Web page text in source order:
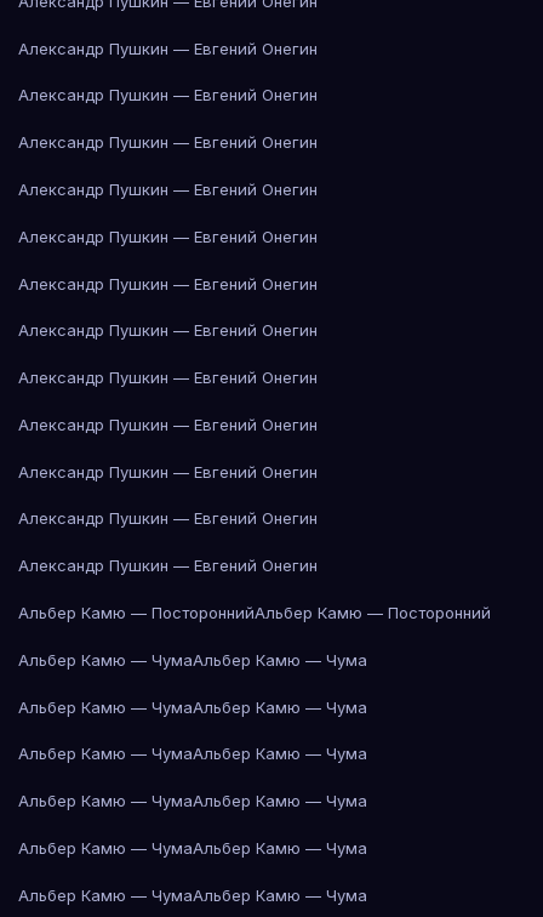
Александр Пушкин — Евгений Онегин
Александр Пушкин — Евгений Онегин
Александр Пушкин — Евгений Онегин
Александр Пушкин — Евгений Онегин
Александр Пушкин — Евгений Онегин
Александр Пушкин — Евгений Онегин
Александр Пушкин — Евгений Онегин
Александр Пушкин — Евгений Онегин
Александр Пушкин — Евгений Онегин
Александр Пушкин — Евгений Онегин
Александр Пушкин — Евгений Онегин
Александр Пушкин — Евгений Онегин
Альбер Камю — ПостороннийАльбер Камю — Посторонний
Альбер Камю — ЧумаАльбер Камю — Чума
Альбер Камю — ЧумаАльбер Камю — Чума
Альбер Камю — ЧумаАльбер Камю — Чума
Альбер Камю — ЧумаАльбер Камю — Чума
Альбер Камю — ЧумаАльбер Камю — Чума
Альбер Камю — ЧумаАльбер Камю — Чума